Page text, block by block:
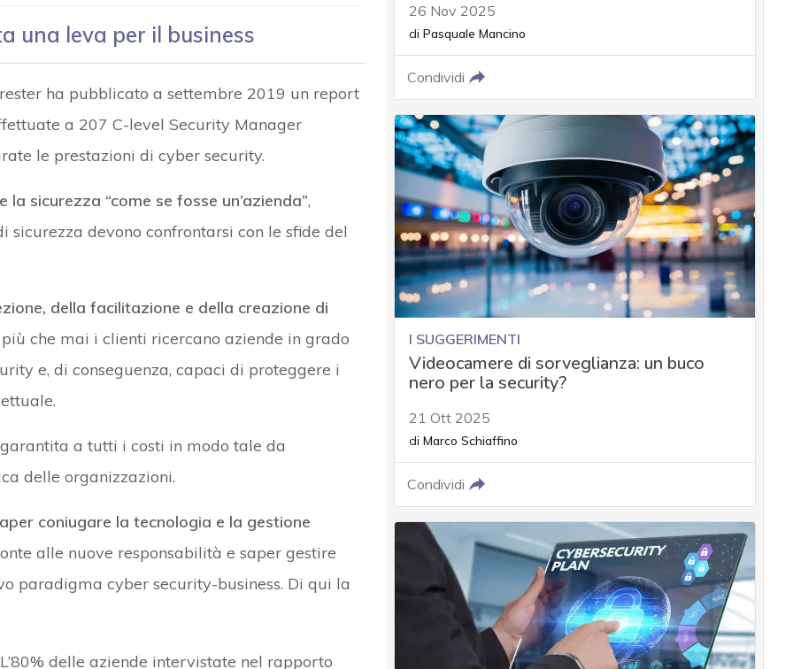
una leva per il business
ha pubblicato a settembre 2019 un report
a 207 C-level Security Manager
le prestazioni di cyber security.
la sicurezza “come se fosse un’azienda”,
devono confrontarsi con le sfide del
della facilitazione e della creazione di
che mai i clienti ricercano aziende in grado
e, di conseguenza, capaci di proteggere i
a tutti i costi in modo tale da
delle organizzazioni.
coniugare la tecnologia e la gestione
alle nuove responsabilità e saper gestire
paradigma cyber security-business. Di qui la
delle aziende intervistate nel rapporto
26 Nov 2025
di Pasquale Mancino
Condividi
I SUGGERIMENTI
Videocamere di sorveglianza: un buco
nero per la security?
21 Ott 2025
di Marco Schiaffino
Condividi